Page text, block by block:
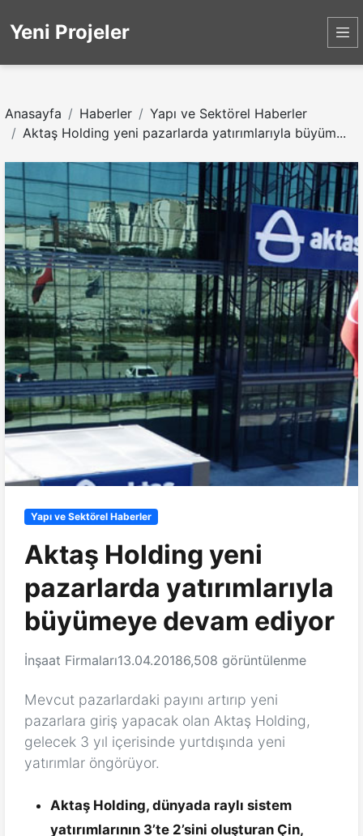
Yeni Projeler
Anasayfa Haberler
Yapı ve Sektörel Haberler
Aktaş Holding yeni pazarlarda yatırımlarıyla büyüm...
Yapı ve Sektörel Haberler
Aktaş Holding yeni
pazarlarda yatırımlarıyla
büyümeye devam ediyor
İnşaat Firmaları13.04.20186,508 görüntülenme
Mevcut pazarlardaki payını artırıp yeni
pazarlara giriş yapacak olan Aktaş Holding,
gelecek 3 yıl içerisinde yurtdışında yeni
yatırımlar öngörüyor.
Aktaş Holding, dünyada raylı sistem
yatırımlarının 3’te 2’sini oluşturan Çin,